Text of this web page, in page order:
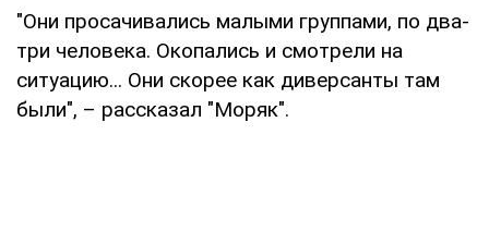
"Они просачивались малыми группами, по два-
три человека. Окопались и смотрели на
ситуацию... Они скорее как диверсанты там
были", – рассказал "Моряк".